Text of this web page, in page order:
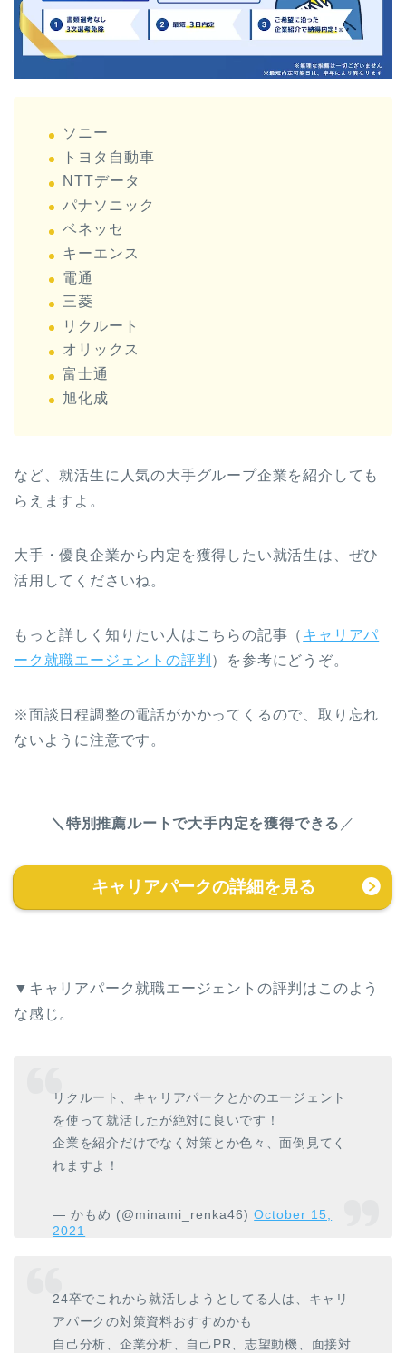
ソニー
トヨタ自動車
NTTデータ
パナソニック
ベネッセ
キーエンス
電通
三菱
リクルート
オリックス
富士通
旭化成
など、就活生に人気の大手グループ企業を紹介しても
らえますよ。
大手・優良企業から内定を獲得したい就活生は、ぜひ
活用してくださいね。
もっと詳しく知りたい人はこちらの記事（ キャリアパ
ーク就職エージェントの評判 ）を参考にどうぞ。
※面談日程調整の電話がかかってくるので、取り忘れ
ないように注意です。
＼特別推薦ルートで大手内定を獲得できる ／
キャリアパークの詳細を見る
▼キャリアパーク就職エージェントの評判はこのよう
な感じ。
リクルート、キャリアパークとかのエージェント
を使って就活したが絶対に良いです！
企業を紹介だけでなく対策とか色々、面倒見てく
れますよ！
— かもめ (@minami_renka46)October 15,
2021
24卒でこれから就活しようとしてる人は、キャリ
アパークの対策資料おすすめかも
自己分析、企業分析、自己PR、志望動機、面接対